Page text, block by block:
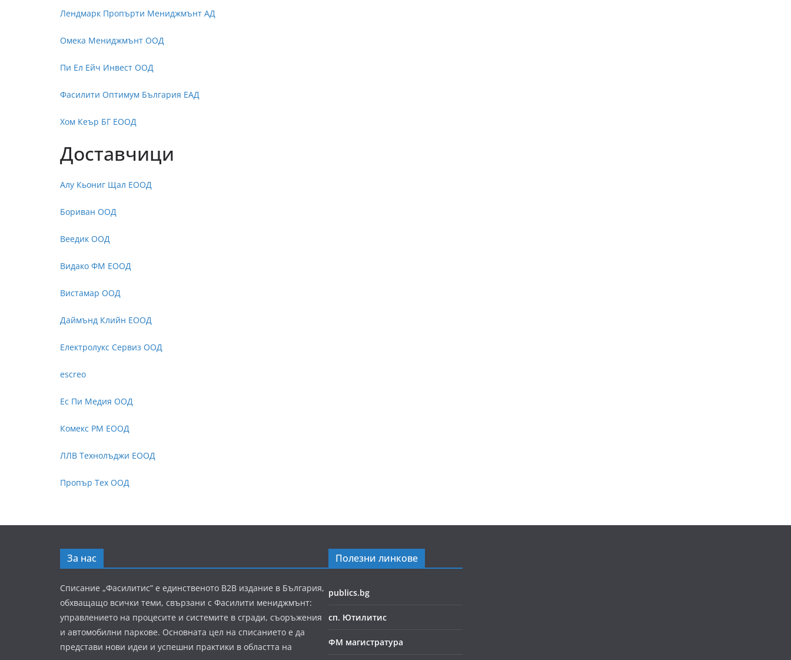
Лендмарк Пропърти Мениджмънт АД
Омека Мениджмънт ООД
Пи Ел Ейч Инвест ООД
Фасилити Оптимум България ЕАД
Хом Кеър БГ ЕООД
Доставчици
Алу Кьониг Щал ЕООД
Бориван ООД
Веедик ООД
Видако ФМ ЕООД
Вистамар ООД
Даймънд Клийн ЕООД
Електролукс Сервиз ООД
escreo
Ес Пи Медия ООД
Комекс РМ ЕООД
ЛЛВ Технолъджи ЕООД
Пропър Тех ООД
За нас
Списание „Фасилитис” е единственото B2B издание в България,
обхващащо всички теми, свързани с Фасилити мениджмънт:
управлението на процесите и системите в сгради, съоръжения
и автомобилни паркове. Основната цел на списанието е да
представи нови идеи и успешни практики в областта на
Полезни линкове
publics.bg
сп. Ютилитис
ФМ магистратура